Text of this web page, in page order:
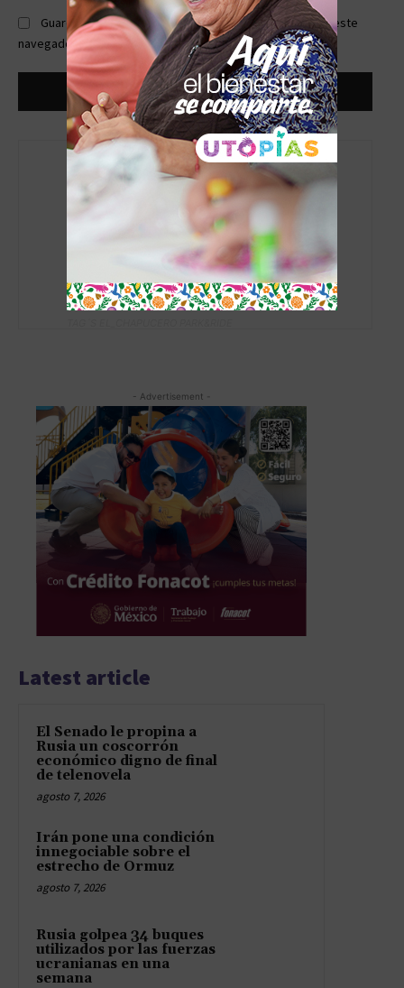
Guardar mi nombre, correo electrónico y sitio web en este
navegador la próxima vez que comente.
Editor
- Advertisement -
Latest article
El Senado le propina a
Rusia un coscorrón
económico digno de final
de telenovela
agosto 7, 2026
Irán pone una condición
innegociable sobre el
estrecho de Ormuz
agosto 7, 2026
Rusia golpea 34 buques
utilizados por las fuerzas
ucranianas en una
semana